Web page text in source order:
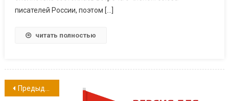
писателей России, поэтом […]
читать полностью
Навигация
Предыдущие записи